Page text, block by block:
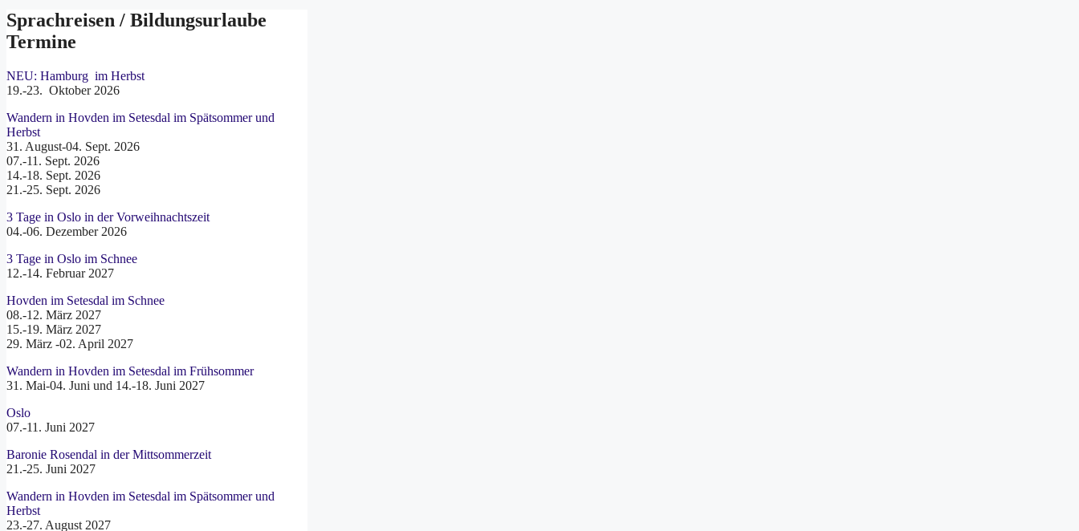
Sprachreisen / Bildungsurlaube
Termine
NEU: Hamburg im Herbst
19.-23. Oktober 2026
Wandern in Hovden im Setesdal im Spätsommer und
Herbst
31. August-04. Sept. 2026
07.-11. Sept. 2026
14.-18. Sept. 2026
21.-25. Sept. 2026
3 Tage in Oslo in der Vorweihnachtszeit
04.-06. Dezember 2026
3 Tage in Oslo im Schnee
12.-14. Februar 2027
Hovden im Setesdal im Schnee
08.-12. März 2027
15.-19. März 2027
29. März -02. April 2027
Wandern in Hovden im Setesdal im Frühsommer
31. Mai-04. Juni und 14.-18. Juni 2027
Oslo
07.-11. Juni 2027
Baronie Rosendal in der Mittsommerzeit
21.-25. Juni 2027
Wandern in Hovden im Setesdal im Spätsommer und
Herbst
23.-27. August 2027